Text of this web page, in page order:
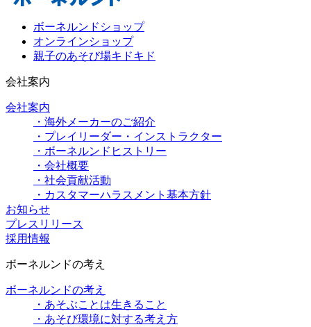
ボーネルンドショップ
オンラインショップ
親子のあそび場キドキド
会社案内
会社案内
・海外メーカーのご紹介
・プレイリーダー・インストラクター
・ボーネルンドヒストリー
・会社概要
・社会貢献活動
・カスタマーハラスメント基本方針
お知らせ
プレスリリース
採用情報
ボーネルンドの考え
ボーネルンドの考え
・あそぶことは生きること
・あそび環境に対する考え方